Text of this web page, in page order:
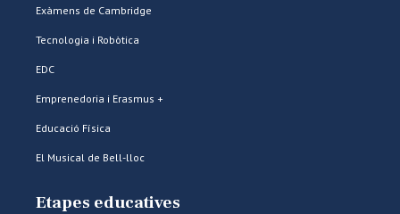
Exàmens de Cambridge
Tecnologia i Robòtica
EDC
Emprenedoria i Erasmus +
Educació Física
El Musical de Bell-lloc
Etapes educatives